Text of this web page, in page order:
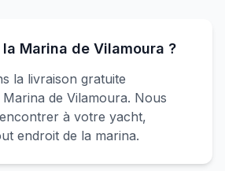
Marina de Vilamoura ?
la livraison gratuite
de Vilamoura. Nous
à votre yacht,
endroit de la marina.